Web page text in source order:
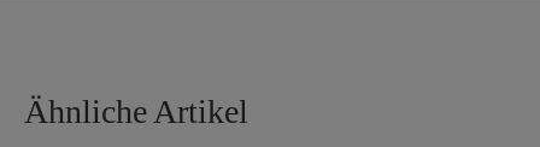
Ähnliche Artikel